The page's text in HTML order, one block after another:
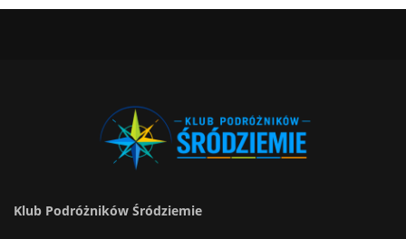
Klub Podróżników Śródziemie